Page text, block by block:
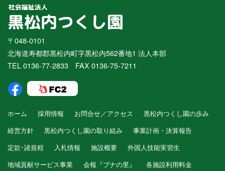
〒048-0101
北海道寿都郡黒松内町字黒松内562番地1 法人本部
TEL 0136-77-2833 FAX 0136-75-7211
ホーム 採用情報 お問合せ／アクセス
黒松内つくし園の歩み
経営方針
黒松内つくし園の取り組み
事業計画・決算報告
定款･諸規程
入札情報 施設概要
外国人技能実習生
地域貢献サービス事業
会報『ブナの里』 各施設利用料金